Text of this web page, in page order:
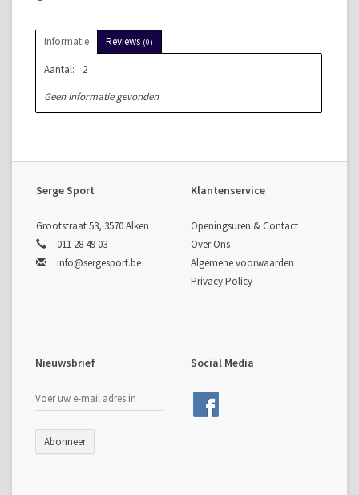
Informatie Reviews (0)
Aantal:
2
Geen informatie gevonden
Serge Sport
Grootstraat 53, 3570 Alken
011 28 49 03
info@sergesport.be
Klantenservice
Openingsuren & Contact
Over Ons
Algemene voorwaarden
Privacy Policy
Nieuwsbrief
Abonneer
Social Media